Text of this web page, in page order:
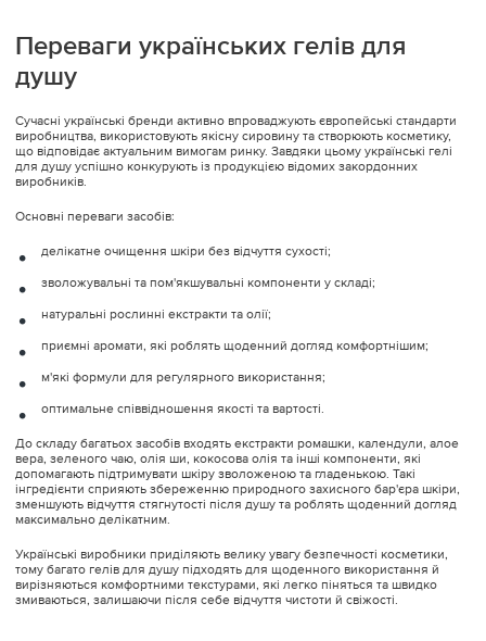
Переваги українських гелів для
душу
Сучасні українські бренди активно впроваджують європейські стандарти
виробництва, використовують якісну сировину та створюють косметику,
що відповідає актуальним вимогам ринку. Завдяки цьому українські гелі
для душу успішно конкурують із продукцією відомих закордонних
виробників.
Основні переваги засобів:
делікатне очищення шкіри без відчуття сухості;
зволожувальні та пом'якшувальні компоненти у складі;
натуральні рослинні екстракти та олії;
приємні аромати, які роблять щоденний догляд комфортнішим;
м'які формули для регулярного використання;
оптимальне співвідношення якості та вартості.
До складу багатьох засобів входять екстракти ромашки, календули, алое
вера, зеленого чаю, олія ши, кокосова олія та інші компоненти, які
допомагають підтримувати шкіру зволоженою та гладенькою. Такі
інгредієнти сприяють збереженню природного захисного бар'єра шкіри,
зменшують відчуття стягнутості після душу та роблять щоденний догляд
максимально делікатним.
Українські виробники приділяють велику увагу безпечності косметики,
тому багато гелів для душу підходять для щоденного використання й
вирізняються комфортними текстурами, які легко піняться та швидко
змиваються, залишаючи після себе відчуття чистоти й свіжості.